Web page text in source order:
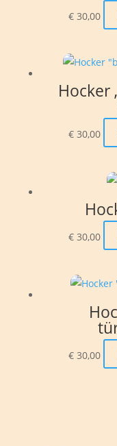
€30,00
Hocker
€30,00
€30,00
€30,00